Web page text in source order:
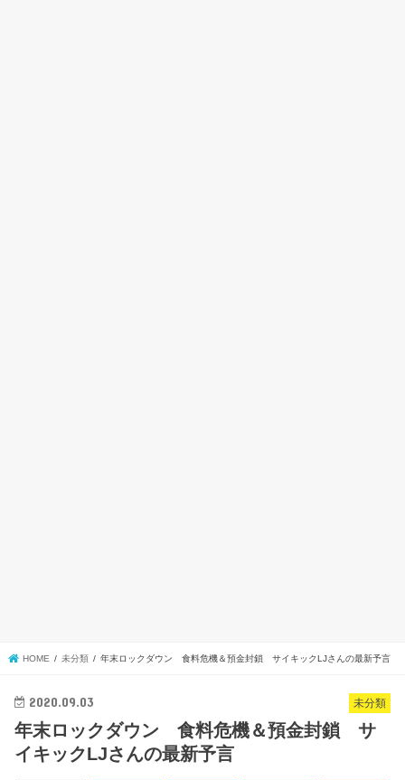
HOME 未分類 年末ロックダウン 食料危機＆預金封鎖 サイキックLJさんの最新予言
未分類
2020.09.03
年末ロックダウン 食料危機＆預金封鎖 サ
イキックLJさんの最新予言